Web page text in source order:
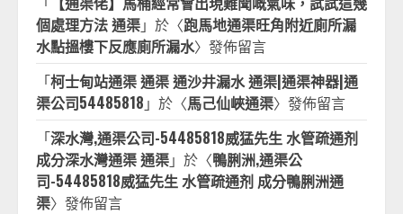
個處理方法 通渠」於〈跑馬地通渠旺角附近廁所漏
水點搵樓下反應廁所漏水〉發佈留言
「柯士甸站通渠 通渠 通沙井漏水 通渠|通渠神器|通
渠公司54485818 」於〈馬己仙峽通渠〉發佈留言
「深水灣,通渠公司-54485818威猛先生 水管疏通剂
成分深水灣通渠 通渠」於〈鴨脷洲,通渠公
司-54485818威猛先生 水管疏通剂 成分鴨脷洲通
渠〉發佈留言